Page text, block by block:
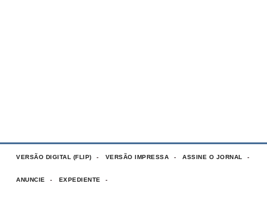
VERSÃO DIGITAL (FLIP) VERSÃO IMPRESSA ASSINE O JORNAL
ANUNCIE EXPEDIENTE